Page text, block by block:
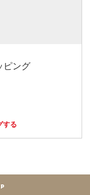
ピング
する